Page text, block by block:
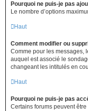
Pourquoi ne puis-je pas
Le nombre d’options
Haut
Comment modifier ou
Comme pour les messages,
auquel est associé le
changeant les intitulés en
Haut
Pourquoi ne puis-je pas
Certains forums peuvent